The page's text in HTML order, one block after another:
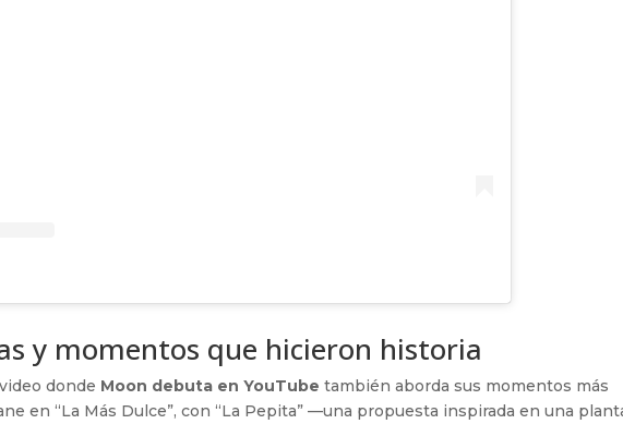
y momentos que hicieron historia
donde Moon debuta en YouTube también aborda sus momentos más
en “La Más Dulce”, con “La Pepita” —una propuesta inspirada en una